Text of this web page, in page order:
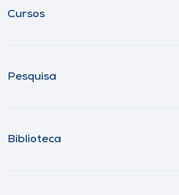
Cursos
Pesquisa
Biblioteca